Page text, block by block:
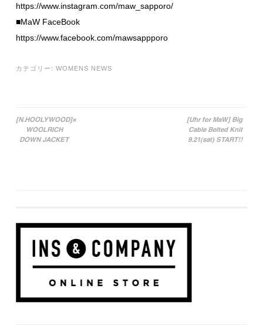
https://www.instagram.com/maw_sapporo/
■MaW FaceBook
https://www.facebook.com/mawsappporo
カテゴリー: WOMENS NEWS
投稿ナビゲーション
[N.HOOLYWOOD]×
WOOLRICH
DOWN JACKET
[Uhr for MaW] Big
Cable Belted Knit
9.21(sat) START!!